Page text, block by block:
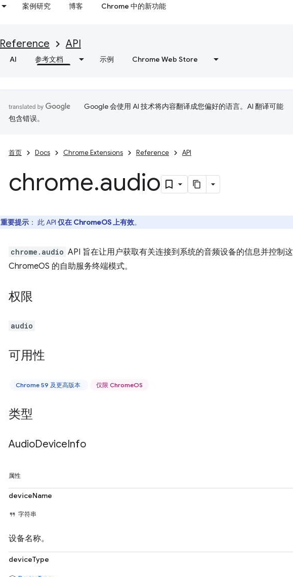
案例研究 博客 Chrome 中的新功能
Reference API
AI 参考文档 示例 Chrome Web Store
Google 会使用 AI 技术将内容翻译成您偏好的语言。AI 翻译可能
包含错误。
首页 Docs Chrome Extensions Reference API
chrome.audio
重要提示 ： 此 API 仅在 ChromeOS 上有效。
chrome.audio API 旨在让用户获取有关连接到系统的音频设备的信息并控制
ChromeOS 的自助服务终端模式。
权限
audio
可用性
Chrome 59 及更高版本 仅限 ChromeOS
类型
AudioDeviceInfo
属性
deviceName
字符串
设备名称。
deviceType